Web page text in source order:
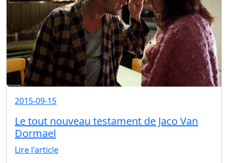
2015-09-15
Le tout nouveau testament de Jaco Van
Dormael
Lire l'article